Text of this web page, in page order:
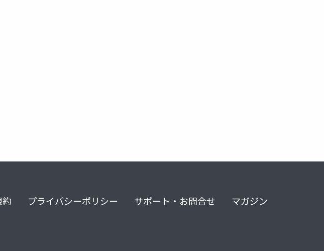
プライバシーポリシー サポート・お問合せ マガジン